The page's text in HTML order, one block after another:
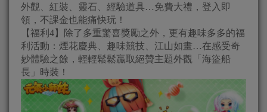
外觀、紅裝、靈石、經驗道具…免費大禮，登入即
領，不課金也能痛快玩！
【福利4】除了多重驚喜獎勵之外，更有趣味多多的福
利活動：煙花慶典、趣味競技、江山如畫…在感受奇
妙體驗之餘，輕輕鬆鬆贏取絕贊主題外觀「海盜船
長」時裝！